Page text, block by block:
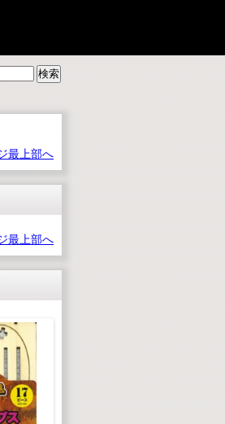
最上部へ
最上部へ